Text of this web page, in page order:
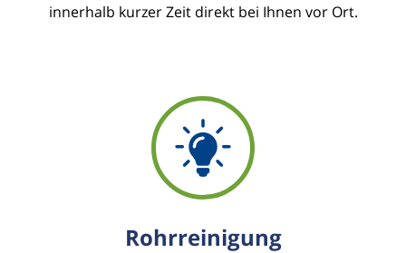
innerhalb kurzer Zeit direkt bei Ihnen vor Ort.
Rohrreinigung